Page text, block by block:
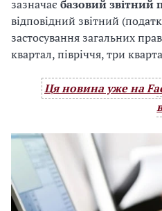
зазначає базовий звітний
відповідний звітний
застосування загальних
квартал, півріччя, три
Ця новина уже на